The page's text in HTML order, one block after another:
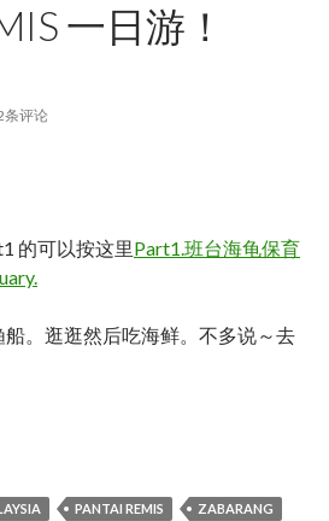
一日游！
条评论
的可以按这里Part1.班台海龟保育
。逛逛然后吃海鲜。不多说～去
一日游！PART2
PANTAI REMIS
ZABARANG